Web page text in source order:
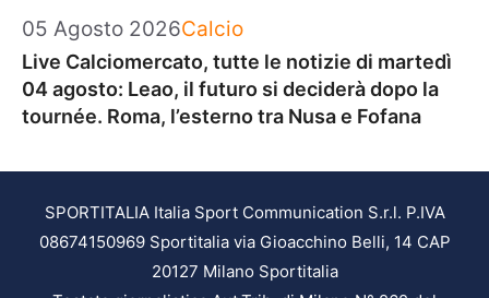
05 Agosto 2026Categorie
Calcio
Live Calciomercato, tutte le notizie di martedì
04 agosto: Leao, il futuro si deciderà dopo la
tournée. Roma, l’esterno tra Nusa e Fofana
SPORTITALIA Italia Sport Communication S.r.l. P.IVA
08674150969 Sportitalia via Gioacchino Belli, 14 CAP
20127 Milano Sportitalia